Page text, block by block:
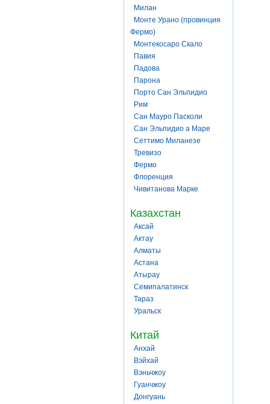
Милан
Монте Урано (провинция
Фермо)
Монтекосаро Скало
Павия
Падова
Парона
Порто Сан Эльпидио
Рим
Сан Мауро Пасколи
Сан Эльпидио а Маре
Сеттимо Миланезе
Тревизо
Фермо
Флоренция
Чивитанова Марке
Казахстан
Аксай
Актау
Алматы
Астана
Атырау
Семипалатинск
Тараз
Уральск
Китай
Анхай
Вэйхай
Вэньчжоу
Гуанчжоу
Донгуань